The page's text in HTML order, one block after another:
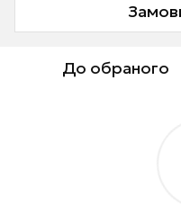
До обраного